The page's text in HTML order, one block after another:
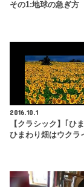
その1:地球の急ぎ方
2016.10.1
【クラシック】｢ひ
ひまわり畑はウクラ